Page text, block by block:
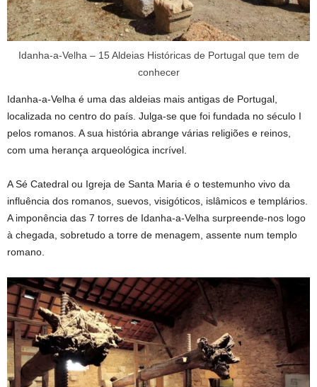
Idanha-a-Velha – 15 Aldeias Históricas de Portugal que tem de
conhecer
Idanha-a-Velha é uma das aldeias mais antigas de Portugal,
localizada no centro do país. Julga-se que foi fundada no século I
pelos romanos. A sua história abrange várias religiões e reinos,
com uma herança arqueológica incrível.
A Sé Catedral ou Igreja de Santa Maria é o testemunho vivo da
influência dos romanos, suevos, visigóticos, islâmicos e templários.
A imponência das 7 torres de Idanha-a-Velha surpreende-nos logo
à chegada, sobretudo a torre de menagem, assente num templo
romano.